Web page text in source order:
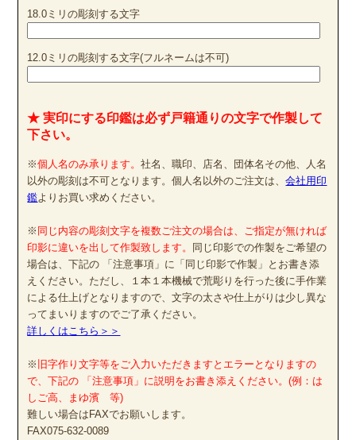
18.0ミリの彫刻する文字
12.0ミリの彫刻する文字(フルネームは不可)
★ 実印にする印鑑は必ず戸籍通りの文字で作製して
下さい。
※個人名のみ承ります。社名、職印、店名、団体名その他、人名
以外の彫刻は不可となります。個人名以外のご注文は、会社用印
鑑よりお買い求めください。
※ 同じ内容の彫刻文字を複数ご注文の場合は、ご指定が無ければ
印影に違いを出して作製致します。 同じ印影での作製をご希望の
場合は、下記の 「注意事項」に「同じ印影で作製」とお書き添
えください。ただし、１本１本機械で荒彫りを行った後に手作業
による仕上げとなりますので、文字の太さや仕上がりは少し異な
ってまいりますのでご了承ください。
詳しくはこちら＞＞
※ 旧字作り文字等をご入力いただきますとエラーとなりますの
で、下記の 「注意事項」に説明をお書き添えください。(例：は
しご高、まゆ濱 等)
難しい場合はFAXでお願いします。
FAX075-632-0089